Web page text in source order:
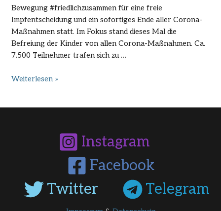
Bewegung #friedlichzusammen für eine freie
Impfentscheidung und ein sofortiges Ende aller Corona-
Maßnahmen statt. Im Fokus stand dieses Mal die
Befreiung der Kinder von allen Corona-Maßnahmen. Ca.
7.500 Teilnehmer trafen sich zu …
Pressemitteilung
Weiterlesen »
Instagram
Facebook
Twitter
Telegram